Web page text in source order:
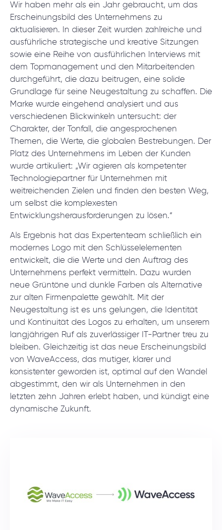
Wir haben mehr als ein Jahr gebraucht, um das
Erscheinungsbild des Unternehmens zu
aktualisieren. In dieser Zeit wurden zahlreiche und
ausführliche strategische und kreative Sitzungen
sowie eine Reihe von ausführlichen Interviews mit
dem Topmanagement und den Mitarbeitenden
durchgeführt, die dazu beitrugen, eine solide
Grundlage für seine Neugestaltung zu schaffen. Die
Marke wurde eingehend analysiert und aus
verschiedenen Blickwinkeln untersucht: der
Charakter, der Tonfall, die angesprochenen
Themen, die Werte, die globalen Bestrebungen. Der
Platz des Unternehmens im Leben der Kunden
wurde artikuliert: „Wir agieren als kompetenter
Technologiepartner für Unternehmen mit
weitreichenden Zielen und finden den besten Weg,
um selbst die komplexesten
Entwicklungsherausforderungen zu lösen.“
Als Ergebnis hat das Expertenteam schließlich ein
modernes Logo mit den Schlüsselelementen
entwickelt, die die Werte und den Auftrag des
Unternehmens perfekt vermitteln. Dazu wurden
neue Grüntöne und dunkle Farben als Alternative
zur alten Firmenpalette gewählt. Mit der
Neugestaltung ist es uns gelungen, die Identität
und Kontinuität des Logos zu erhalten, um unserem
langjährigen Ruf als zuverlässiger IT-Partner treu zu
bleiben. Gleichzeitig ist das neue Erscheinungsbild
von WaveAccess, das mutiger, klarer und
konsistenter geworden ist, optimal auf den Wandel
abgestimmt, den wir als Unternehmen in den
letzten zehn Jahren erlebt haben, und kündigt eine
dynamische Zukunft.